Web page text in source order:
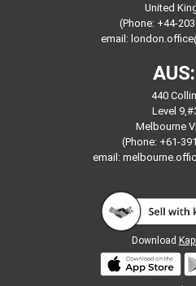
United
(Phone: +44-
email:
AUS:
440
Level
Melbourne
(Phone: +61-
email:
Download